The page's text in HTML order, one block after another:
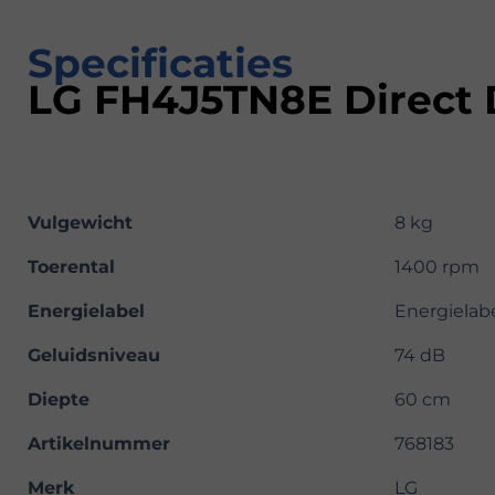
Specificaties
LG FH4J5TN8E Direct
Vulgewicht 8 kg
Toerental 1400 rpm
Energielabel
Geluidsniveau 74 dB
Diepte 60 cm
Artikelnummer 768183
Merk LG